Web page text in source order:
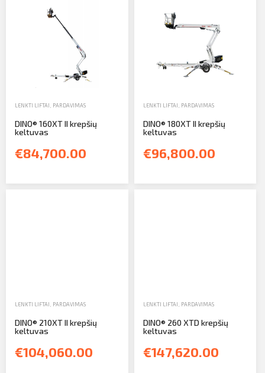
LENKTI LIFTAI PARDAVIMAS
DINO® 160XT II krepšių
keltuvas
€84,700.00
LENKTI LIFTAI PARDAVIMAS
DINO® 180XT II krepšių
keltuvas
€96,800.00
LENKTI LIFTAI PARDAVIMAS
DINO® 210XT II krepšių
keltuvas
€104,060.00
LENKTI LIFTAI PARDAVIMAS
DINO® 260 XTD krepšių
keltuvas
€147,620.00